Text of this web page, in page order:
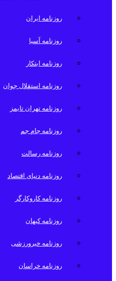
روزنامه ایران
روزنامه آسیا
روزنامه ابتکار
روزنامه استقلال جوان
روزنامه تهران تایمز
روزنامه جام جم
روزنامه رسالت
روزنامه دنیای اقتصاد
روزنامه کاروکارگر
روزنامه کیهان
روزنامه خبرورزشی
روزنامه خراسان